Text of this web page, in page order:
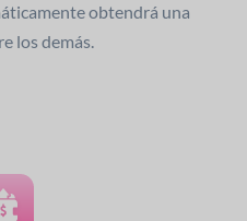
obtendrá una
los demás.